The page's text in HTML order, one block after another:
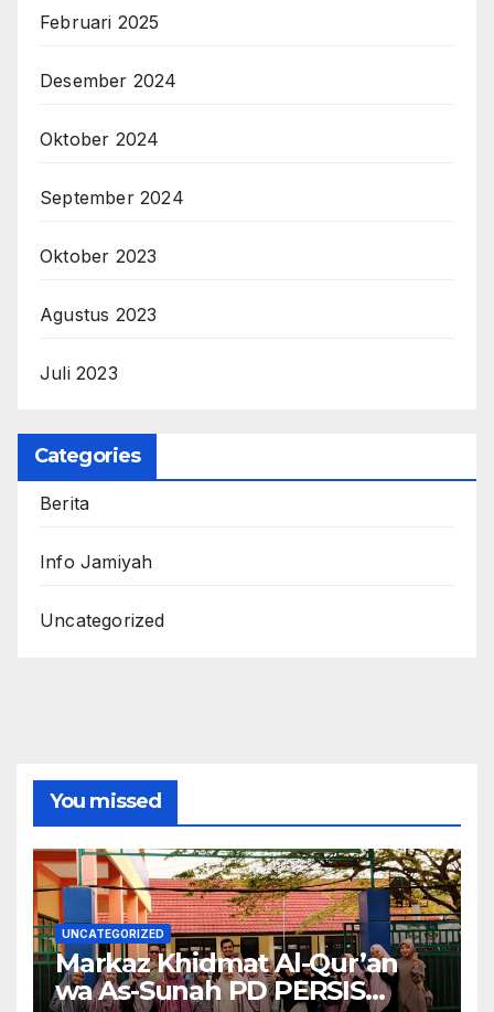
Februari 2025
Desember 2024
Oktober 2024
September 2024
Oktober 2023
Agustus 2023
Juli 2023
Categories
Berita
Info Jamiyah
Uncategorized
You missed
UNCATEGORIZED
Markaz Khidmat Al-Qur’an
wa As-Sunah PD PERSIS